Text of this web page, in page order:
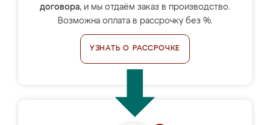
договора, и мы отдаём заказ в производство.
Возможна оплата в рассрочку без %.
УЗНАТЬ О РАССРОЧКЕ